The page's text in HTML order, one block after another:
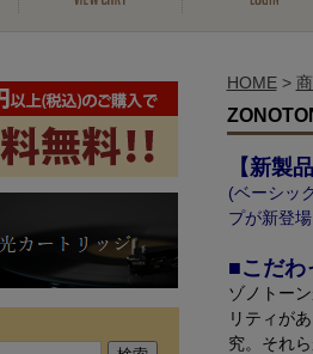
HOME>
【新製
(ベーシッ
プが新登
■こだわ
ゾノトー
リティが
究。それ